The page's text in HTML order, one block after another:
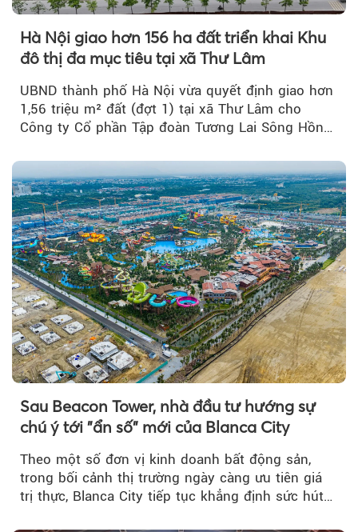
Hà Nội giao hơn 156 ha đất triển khai Khu
đô thị đa mục tiêu tại xã Thư Lâm
UBND thành phố Hà Nội vừa quyết định giao hơn
1,56 triệu m² đất (đợt 1) tại xã Thư Lâm cho
Công ty Cổ phần Tập đoàn Tương Lai Sông Hồng
Sau Beacon Tower, nhà đầu tư hướng sự
chú ý tới "ẩn số" mới của Blanca City
Theo một số đơn vị kinh doanh bất động sản,
trong bối cảnh thị trường ngày càng ưu tiên giá
trị thực, Blanca City tiếp tục khẳng định sức hút